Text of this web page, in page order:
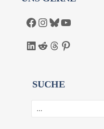
Facebook Instagram Bluesky YouTube
LinkedIn Reddit Threads Pinterest
SUCHE